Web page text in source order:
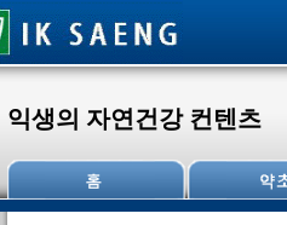
익생의 자연건강 컨텐츠